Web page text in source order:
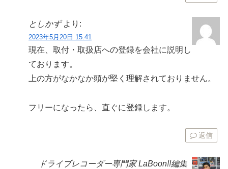
としかず より:
2023年5月20日 15:41
現在、取付・取扱店への登録を会社に説明し
ております。
上の方がなかなか頭が堅く理解されておりません。
フリーになったら、直ぐに登録します。
返信
ドライブレコーダー専門家 LaBoon!!編集